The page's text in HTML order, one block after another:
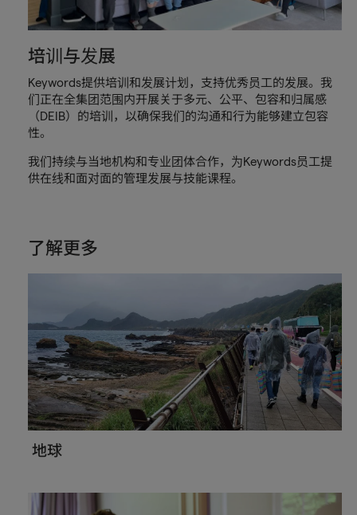
培训与发展
Keywords提供培训和发展计划，支持优秀员工的发展。我
们正在全集团范围内开展关于多元、公平、包容和归属感
（DEIB）的培训，以确保我们的沟通和行为能够建立包容
性。
我们持续与当地机构和专业团体合作，为Keywords员工提
供在线和面对面的管理发展与技能课程。
了解更多
地球